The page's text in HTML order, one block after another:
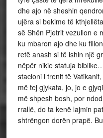
dhe ajo në sheshin
ujëra si bekime të
së Shën Pjetrit vezullon e
ku mbaron ajo dhe ku
retë anash si të ishin një
nëpër nikie statuja
stacioni i trenit të
më tej gjykata, jo, jo e
më shpesh bosh, por
rrallë, do ta kenë lajmin
shtrëngon dorën prapë.